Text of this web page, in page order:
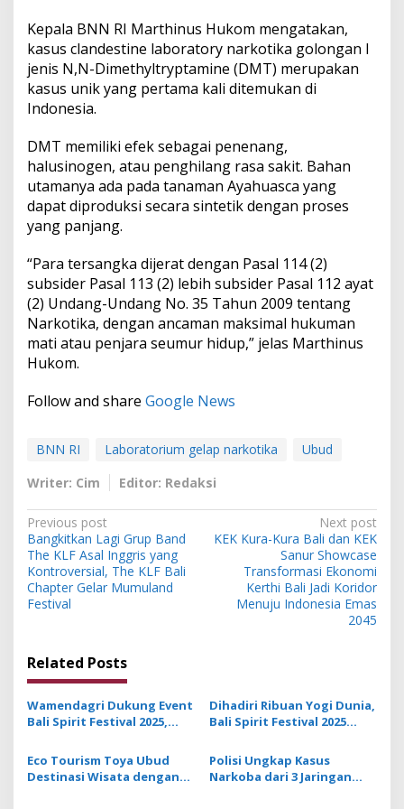
Kepala BNN RI Marthinus Hukom mengatakan,
kasus clandestine laboratory narkotika golongan I
jenis N,N-Dimethyltryptamine (DMT) merupakan
kasus unik yang pertama kali ditemukan di
Indonesia.
DMT memiliki efek sebagai penenang,
halusinogen, atau penghilang rasa sakit. Bahan
utamanya ada pada tanaman Ayahuasca yang
dapat diproduksi secara sintetik dengan proses
yang panjang.
“Para tersangka dijerat dengan Pasal 114 (2)
subsider Pasal 113 (2) lebih subsider Pasal 112 ayat
(2) Undang-Undang No. 35 Tahun 2009 tentang
Narkotika, dengan ancaman maksimal hukuman
mati atau penjara seumur hidup,” jelas Marthinus
Hukom.
Follow and share Google News
BNN RI Laboratorium gelap narkotika
Ubud
Writer: Cim
Editor: Redaksi
P
o
s
t
a
v
i
g
a
t
Previous post
Bangkitkan Lagi Grup Band
The KLF Asal Inggris yang
Kontroversial, The KLF Bali
Chapter Gelar Mumuland
Festival
Next post
KEK Kura-Kura Bali dan KEK
Sanur Showcase
Transformasi Ekonomi
Kerthi Bali Jadi Koridor
Menuju Indonesia Emas
2045
Related Posts
Wamendagri Dukung Event
Bali Spirit Festival 2025,
Budaya
Dihadiri Ribuan Yogi Dunia,
Bali Spirit Festival 2025
Dongkrak Ekonomi Bali
Eco Tourism Toya Ubud
Destinasi Wisata dengan
Polisi Ungkap Kasus
Narkoba dari 3 Jaringan